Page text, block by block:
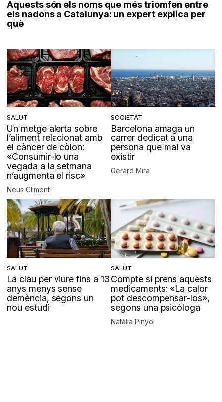
Aquests són els noms que més triomfen entre
els nadons a Catalunya: un expert explica per
què
SALUT
Un metge alerta sobre
l’aliment relacionat amb
el càncer de còlon:
«Consumir-lo una
vegada a la setmana
n’augmenta el risc»
Neus Climent
SOCIETAT
Barcelona amaga un
carrer dedicat a una
persona que mai va
existir
Gerard Mira
SALUT
La clau per viure fins a 13
anys menys sense
demència, segons un
nou estudi
SALUT
Compte si prens aquests
medicaments: «La calor
pot descompensar-los»,
segons una psicòloga
Natàlia Pinyol